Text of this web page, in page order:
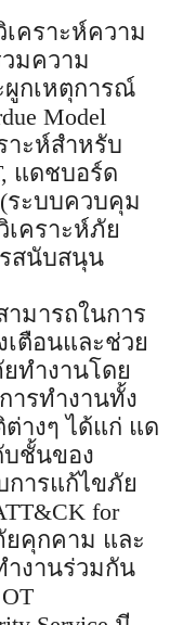
เคราะห์ความ
มความ
กเหตุการณ์
Model
าะห์สำหรับ
แดชบอร์ด
(ระบบควบคุม
เคราะห์ภัย
สนับสนุน
มารถในการ
ตือนและช่วย
ทำงานโดย
ารทำงานทั้ง
างๆ ได้แก่ แด
บชั้นของ
การแก้ไขภัย
for
ยคุกคาม และ
ำงานร่วมกัน